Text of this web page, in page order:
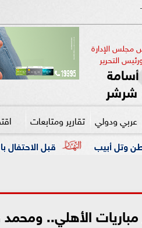
مجلس الإدارة
التحرير
أسامة
شرشر
عربي ودولي تقارير ومتابعات
قبل الاحتفال بالمولد النبوي..
مباريات الأهلي..